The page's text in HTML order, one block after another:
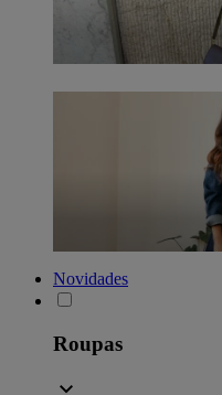
Novidades
Roupas